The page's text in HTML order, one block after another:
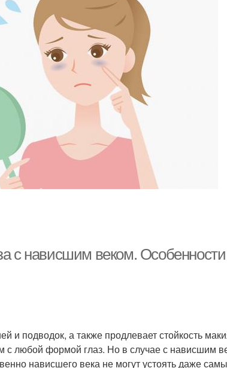
с нависшим веком.
и подводок, а также продлевает стойкость
с любой формой глаз. Но в случае с нависшим
нависшего века не могут устоять даже